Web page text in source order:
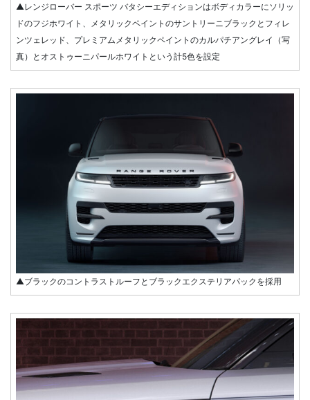
▲レンジローバー スポーツ バタシーエディションはボディカラーにソリッ
ドのフジホワイト、メタリックペイントのサントリーニブラックとフィレ
ンツェレッド、プレミアムメタリックペイントのカルパチアングレイ（写
真）とオストゥーニパールホワイトという計5色を設定
▲ブラックのコントラストルーフとブラックエクステリアパックを採用